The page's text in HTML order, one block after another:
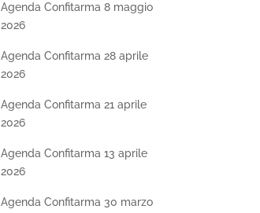
Agenda Confitarma 8 maggio
2026
Agenda Confitarma 28 aprile
2026
Agenda Confitarma 21 aprile
2026
Agenda Confitarma 13 aprile
2026
Agenda Confitarma 30 marzo